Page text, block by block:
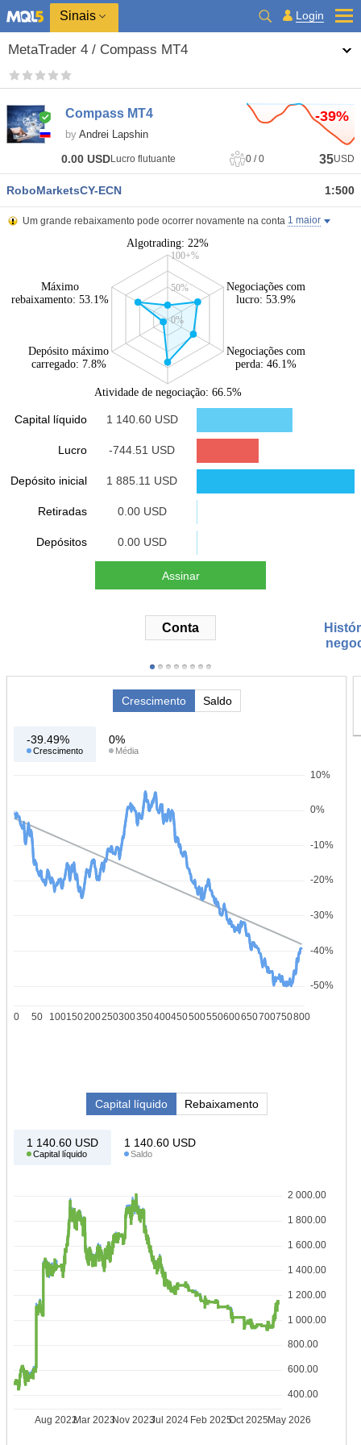
Sinais Login
MetaTrader 4 / Compass MT4
Compass MT4
by Andrei Lapshin
-39%
0.00 USDLucro flutuante 0 /0 35USD
RoboMarketsCY-ECN 1:500
Um grande rebaixamento pode ocorrer novamente na conta 1 maior
0%
50%
100+%
Negociações com
lucro: 53.9%
Negociações com
perda: 46.1%
Atividade de negociação: 66.5%
Depósito máximo
carregado: 7.8%
Máximo
rebaixamento: 53.1%
Algotrading: 22%
Capital líquido 1 140.60 USD
Lucro -744.51 USD
Depósito inicial 1 885.11 USD
Retiradas 0.00 USD
Depósitos 0.00 USD
Assinar
Conta
Crescimento Saldo
-39.49%
Crescimento
0%
Média
0 50 100150200250300350400450500550600650700750800
-50%
-40%
-30%
-20%
-10%
0%
10%
Capital líquido Rebaixamento
1 140.60 USD
Capital líquido
1 140.60 USD
Saldo
Aug 2022Mar 2023Nov 2023Jul 2024 Feb 2025Oct 2025May 2026
400.00
600.00
800.00
1 000.00
1 200.00
1 400.00
1 600.00
1 800.00
2 000.00